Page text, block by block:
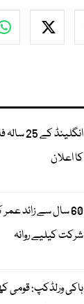
کا اعلان
60 سال سے زائد
شرکت کیلیے روانہ